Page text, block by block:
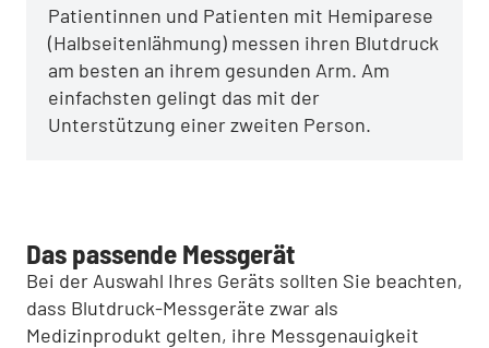
Patientinnen und Patienten mit Hemiparese
(Halbseitenlähmung) messen ihren Blutdruck
am besten an ihrem gesunden Arm. Am
einfachsten gelingt das mit der
Unterstützung einer zweiten Person.
Das passende Messgerät
Bei der Auswahl Ihres Geräts sollten Sie beachten,
dass Blutdruck-Messgeräte zwar als
Medizinprodukt gelten, ihre Messgenauigkeit